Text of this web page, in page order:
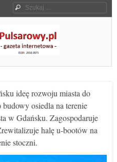
Szukaj
ideę rozwoju miasta do
osiedla na terenie
w Gdańsku. Zagospodaruje
halę u-bootów na
stoczni.